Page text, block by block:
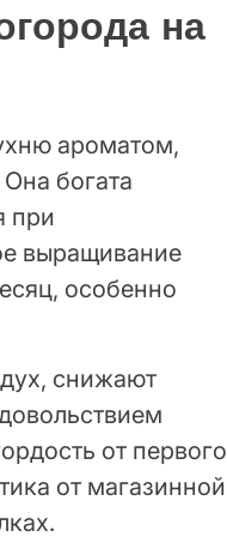
на
ароматом,
богата
при
выращивание
особенно
снижают
от первого
от магазинной